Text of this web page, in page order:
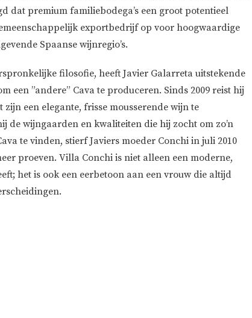
dat premium familiebodega’s een groot potentieel
exportbedrijf op voor hoogwaardige
Spaanse wijnregio’s.
filosofie, heeft Javier Galarreta uitstekende
een ​​”andere” Cava te produceren. Sinds 2009 reist hij
een elegante, frisse mousserende wijn te
de wijngaarden en kwaliteiten die hij zocht om zo’n
te vinden, stierf Javiers moeder Conchi in juli 2010
proeven. Villa Conchi is niet alleen een moderne,
het is ook een eerbetoon aan een vrouw die altijd